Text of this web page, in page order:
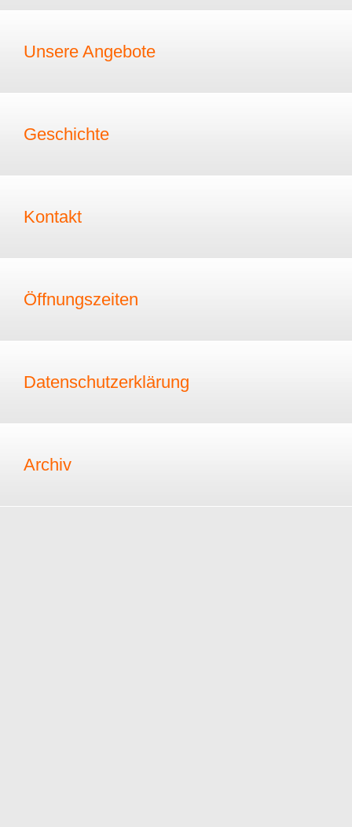
Unsere Angebote
Geschichte
Kontakt
Öffnungszeiten
Datenschutzerklärung
Archiv